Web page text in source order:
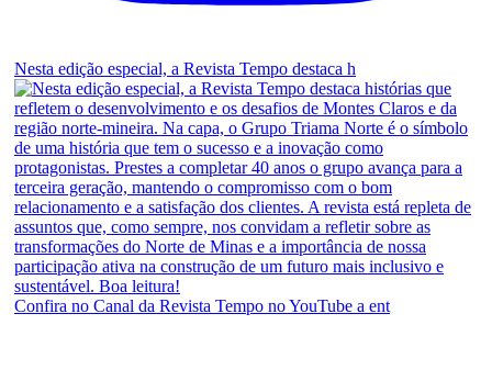
Nesta edição especial, a Revista Tempo destaca h
Confira no Canal da Revista Tempo no YouTube a ent